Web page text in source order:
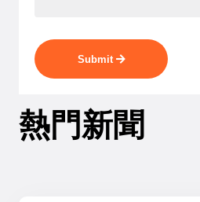
Submit
熱門新聞